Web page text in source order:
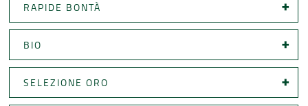
RAPIDE BONTÀ
BIO
SELEZIONE ORO